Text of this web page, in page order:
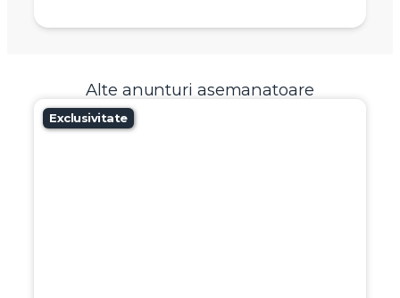
Alte anunturi asemanatoare
Exclusivitate